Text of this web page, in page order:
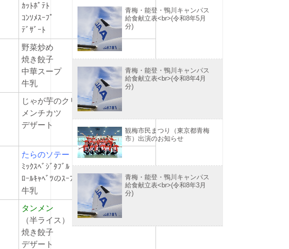
ｶｯﾄﾎﾟﾃﾄ
ｺﾝｿﾒｽｰﾌﾟ
ﾃﾞｻﾞｰﾄ
野菜炒め
焼き餃子
中華スープ
牛乳
じゃが芋のクリーム煮
メンチカツ
デザート
たらのソテー
ﾐｯｸｽﾍﾞｼﾞﾀﾌﾞﾙ
ﾛｰﾙｷｬﾍﾞﾂのｽｰﾌﾟ煮
牛乳
タンメン
（半ライス）
焼き餃子
デザート
青梅・能登・鴨川キャンパス
給食献立表<br>(令和8年5月
分)
青梅・能登・鴨川キャンパス
給食献立表<br>(令和8年4月
分)
観梅市民まつり（東京都青梅
市）出演のお知らせ
青梅・能登・鴨川キャンパス
給食献立表<br>(令和8年3月
分)